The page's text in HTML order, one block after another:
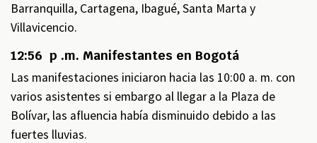
Barranquilla, Cartagena, Ibagué, Santa Marta y
Villavicencio.
12:56 p .m. Manifestantes en Bogotá
Las manifestaciones iniciaron hacia las 10:00 a. m. con
varios asistentes si embargo al llegar a la Plaza de
Bolívar, las afluencia había disminuido debido a las
fuertes lluvias.